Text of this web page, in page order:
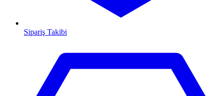
Sipariş Takibi